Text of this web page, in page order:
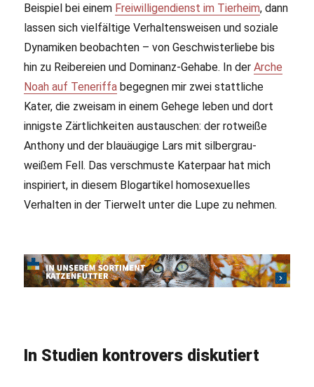
Beispiel bei einem Freiwilligendienst im Tierheim, dann
lassen sich vielfältige Verhaltensweisen und soziale
Dynamiken beobachten – von Geschwisterliebe bis
hin zu Reibereien und Dominanz-Gehabe. In derArche
Noah auf Teneriffa begegnen mir zwei stattliche
Kater, die zweisam in einem Gehege leben und dort
innigste Zärtlichkeiten austauschen: der rotweiße
Anthony und der blauäugige Lars mit silbergrau-
weißem Fell. Das verschmuste Katerpaar hat mich
inspiriert, in diesem Blogartikel homosexuelles
Verhalten in der Tierwelt unter die Lupe zu nehmen.
In Studien kontrovers diskutiert